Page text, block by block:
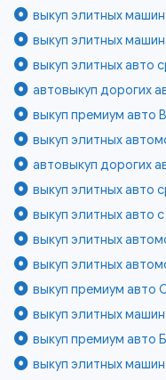
выкуп элитных машин
выкуп элитных
выкуп элитных авто
автовыкуп дорогих
выкуп премиум авто
выкуп элитных
автовыкуп дорогих
выкуп элитных авто
выкуп элитных авто
выкуп элитных
выкуп элитных
выкуп премиум авто
выкуп элитных
выкуп премиум авто
выкуп элитных